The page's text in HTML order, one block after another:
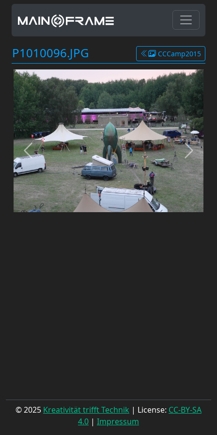
P1010096.JPG CCCamp2015
© 2025 Kreativität trifft Technik | License: CC-BY-SA
4.0 | Impressum